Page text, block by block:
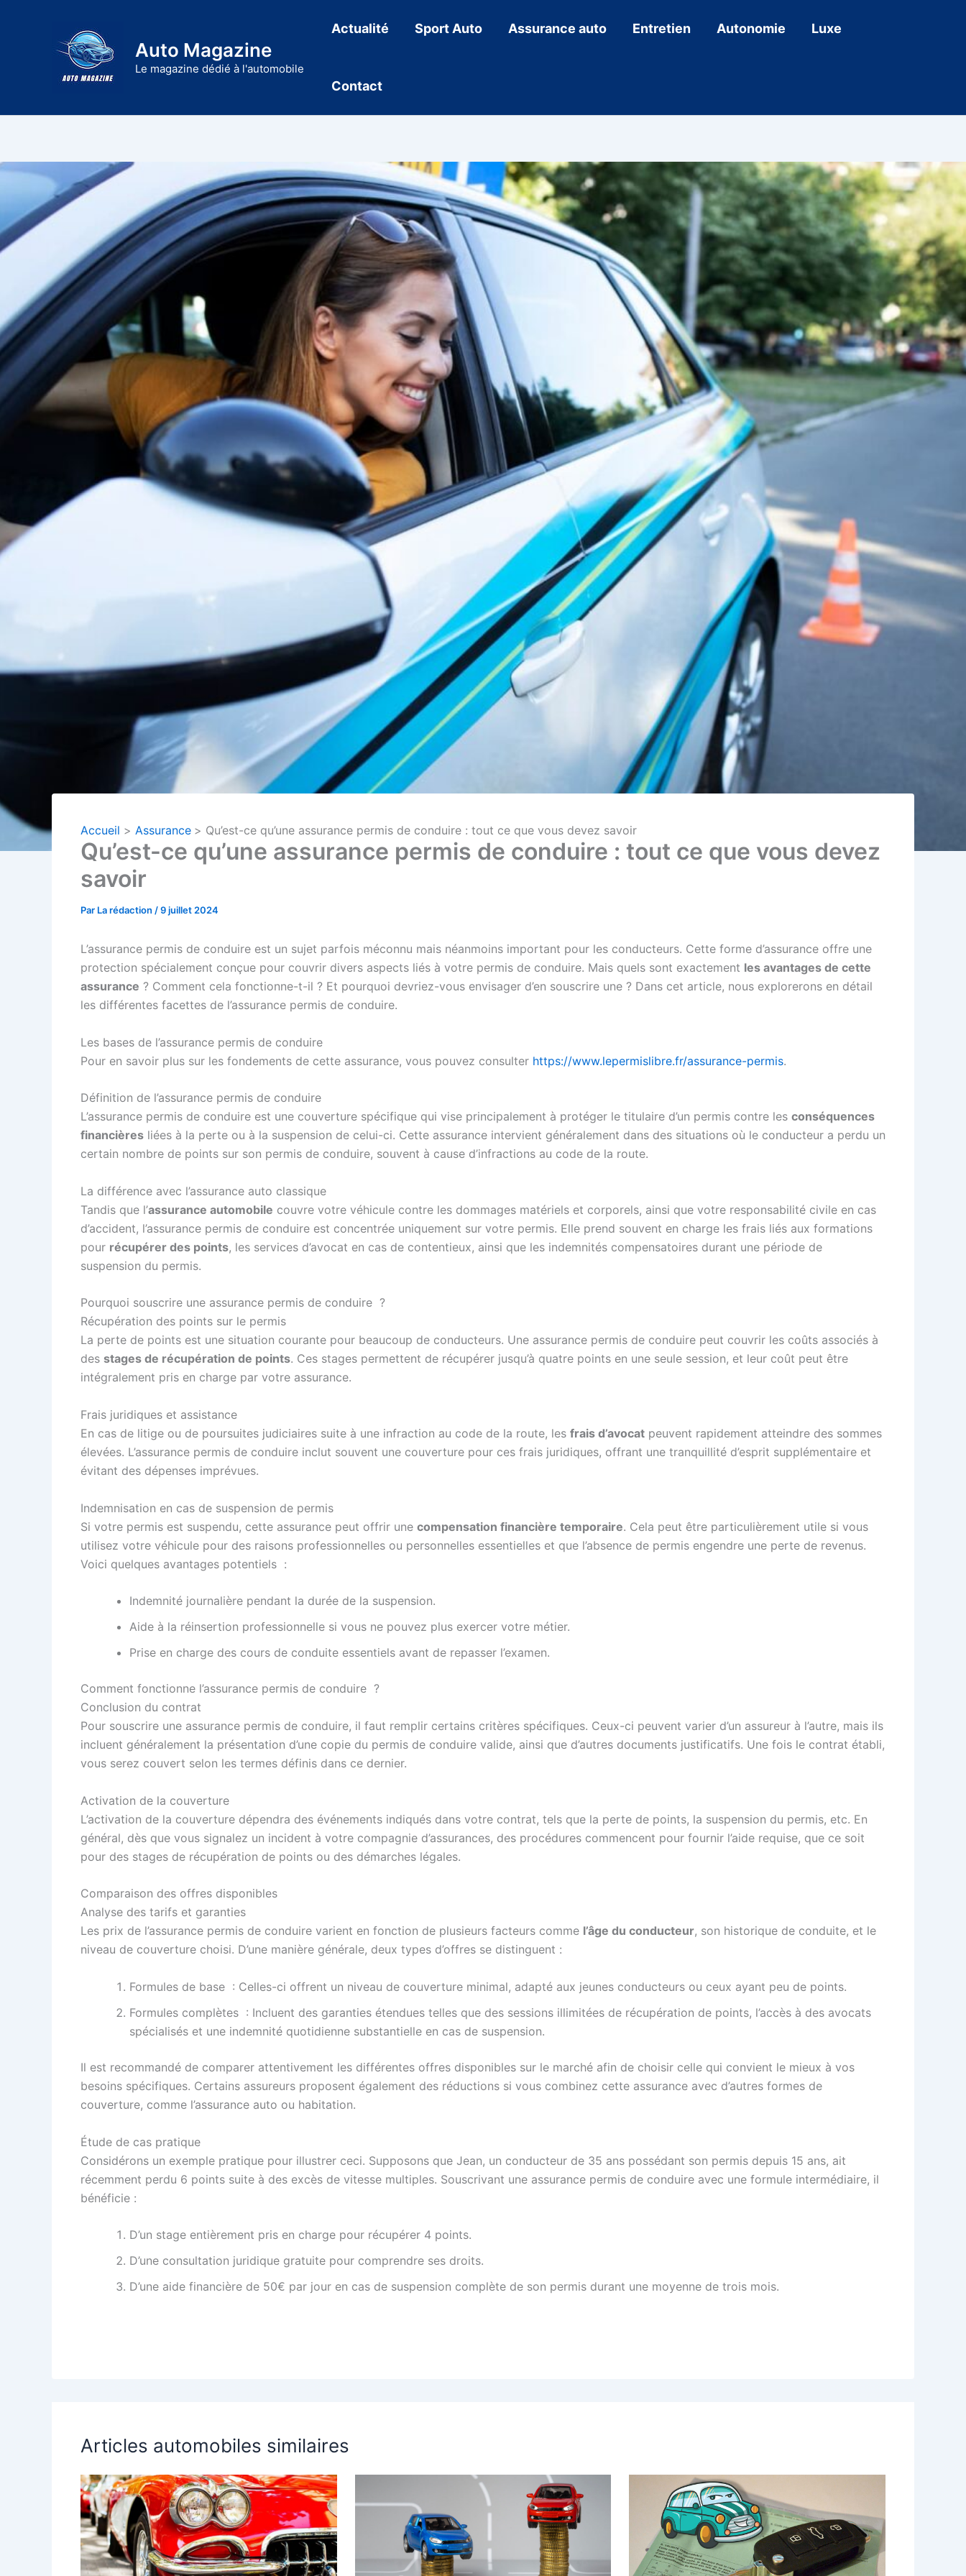
Auto Magazine
Le magazine dédié à l'automobile
Actualité Sport Auto Assurance auto Entretien Autonomie Luxe
Contact
Accueil Assurance Qu’est-ce qu’une assurance permis de conduire : tout ce que vous devez savoir
Qu’est-ce qu’une assurance permis de conduire : tout ce que vous devez
savoir
Par La rédaction /9 juillet 2024
L’assurance permis de conduire est un sujet parfois méconnu mais néanmoins important pour les conducteurs. Cette forme d’assurance offre une
protection spécialement conçue pour couvrir divers aspects liés à votre permis de conduire. Mais quels sont exactement les avantages de cette
assurance ? Comment cela fonctionne-t-il ? Et pourquoi devriez-vous envisager d’en souscrire une ? Dans cet article, nous explorerons en détail
les différentes facettes de l’assurance permis de conduire.
Les bases de l’assurance permis de conduire
Pour en savoir plus sur les fondements de cette assurance, vous pouvez consulter https://www.lepermislibre.fr/assurance-permis.
Définition de l’assurance permis de conduire
L’assurance permis de conduire est une couverture spécifique qui vise principalement à protéger le titulaire d’un permis contre les conséquences
financières liées à la perte ou à la suspension de celui-ci. Cette assurance intervient généralement dans des situations où le conducteur a perdu un
certain nombre de points sur son permis de conduire, souvent à cause d’infractions au code de la route.
La différence avec l’assurance auto classique
Tandis que l’assurance automobile couvre votre véhicule contre les dommages matériels et corporels, ainsi que votre responsabilité civile en cas
d’accident, l’assurance permis de conduire est concentrée uniquement sur votre permis. Elle prend souvent en charge les frais liés aux formations
pour récupérer des points, les services d’avocat en cas de contentieux, ainsi que les indemnités compensatoires durant une période de
suspension du permis.
Pourquoi souscrire une assurance permis de conduire ?
Récupération des points sur le permis
La perte de points est une situation courante pour beaucoup de conducteurs. Une assurance permis de conduire peut couvrir les coûts associés à
des stages de récupération de points. Ces stages permettent de récupérer jusqu’à quatre points en une seule session, et leur coût peut être
intégralement pris en charge par votre assurance.
Frais juridiques et assistance
En cas de litige ou de poursuites judiciaires suite à une infraction au code de la route, les frais d’avocat peuvent rapidement atteindre des sommes
élevées. L’assurance permis de conduire inclut souvent une couverture pour ces frais juridiques, offrant une tranquillité d’esprit supplémentaire et
évitant des dépenses imprévues.
Indemnisation en cas de suspension de permis
Si votre permis est suspendu, cette assurance peut offrir une compensation financière temporaire. Cela peut être particulièrement utile si vous
utilisez votre véhicule pour des raisons professionnelles ou personnelles essentielles et que l’absence de permis engendre une perte de revenus.
Voici quelques avantages potentiels :
Indemnité journalière pendant la durée de la suspension.
Aide à la réinsertion professionnelle si vous ne pouvez plus exercer votre métier.
Prise en charge des cours de conduite essentiels avant de repasser l’examen.
Comment fonctionne l’assurance permis de conduire ?
Conclusion du contrat
Pour souscrire une assurance permis de conduire, il faut remplir certains critères spécifiques. Ceux-ci peuvent varier d’un assureur à l’autre, mais ils
incluent généralement la présentation d’une copie du permis de conduire valide, ainsi que d’autres documents justificatifs. Une fois le contrat établi,
vous serez couvert selon les termes définis dans ce dernier.
Activation de la couverture
L’activation de la couverture dépendra des événements indiqués dans votre contrat, tels que la perte de points, la suspension du permis, etc. En
général, dès que vous signalez un incident à votre compagnie d’assurances, des procédures commencent pour fournir l’aide requise, que ce soit
pour des stages de récupération de points ou des démarches légales.
Comparaison des offres disponibles
Analyse des tarifs et garanties
Les prix de l’assurance permis de conduire varient en fonction de plusieurs facteurs comme l’âge du conducteur, son historique de conduite, et le
niveau de couverture choisi. D’une manière générale, deux types d’offres se distinguent :
Formules de base : Celles-ci offrent un niveau de couverture minimal, adapté aux jeunes conducteurs ou ceux ayant peu de points.
Formules complètes : Incluent des garanties étendues telles que des sessions illimitées de récupération de points, l’accès à des avocats
spécialisés et une indemnité quotidienne substantielle en cas de suspension.
Il est recommandé de comparer attentivement les différentes offres disponibles sur le marché afin de choisir celle qui convient le mieux à vos
besoins spécifiques. Certains assureurs proposent également des réductions si vous combinez cette assurance avec d’autres formes de
couverture, comme l’assurance auto ou habitation.
Étude de cas pratique
Considérons un exemple pratique pour illustrer ceci. Supposons que Jean, un conducteur de 35 ans possédant son permis depuis 15 ans, ait
récemment perdu 6 points suite à des excès de vitesse multiples. Souscrivant une assurance permis de conduire avec une formule intermédiaire, il
bénéficie :
D’un stage entièrement pris en charge pour récupérer 4 points.
D’une consultation juridique gratuite pour comprendre ses droits.
D’une aide financière de 50€ par jour en cas de suspension complète de son permis durant une moyenne de trois mois.
Articles automobiles similaires